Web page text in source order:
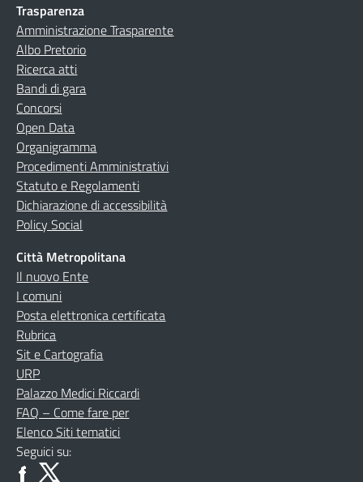
Trasparenza
Amministrazione Trasparente
Albo Pretorio
Ricerca atti
Bandi di gara
Concorsi
Open Data
Organigramma
Procedimenti Amministrativi
Statuto e Regolamenti
Dichiarazione di accessibilità
Policy Social
Città Metropolitana
Il nuovo Ente
I comuni
Posta elettronica certificata
Rubrica
Sit e Cartografia
URP
Palazzo Medici Riccardi
FAQ – Come fare per
Elenco Siti tematici
Seguici su: